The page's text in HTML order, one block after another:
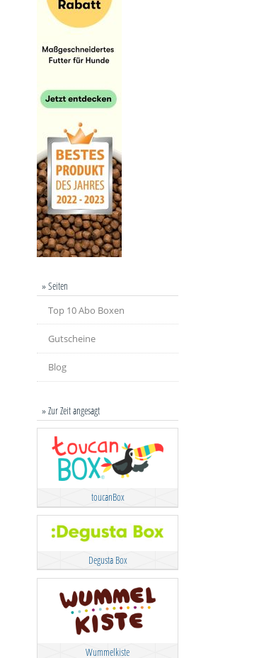
» Seiten
Top 10 Abo Boxen
Gutscheine
Blog
» Zur Zeit angesagt
toucanBox
Degusta Box
Wummelkiste